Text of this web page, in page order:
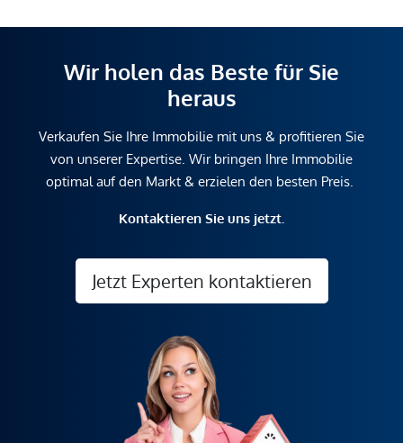
Wir holen das Beste für Sie
heraus
Verkaufen Sie Ihre Immobilie mit uns & profitieren Sie
von unserer Expertise. Wir bringen Ihre Immobilie
optimal auf den Markt & erzielen den besten Preis.
Kontaktieren Sie uns jetzt.
Jetzt Experten kontaktieren